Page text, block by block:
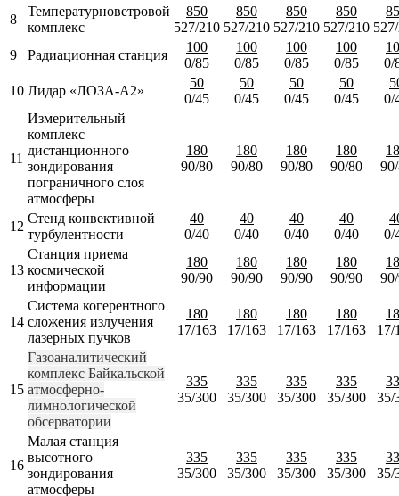
8
Температурноветровой
комплекс
850
527/210
850
527/210
850
527/210
850
527/210
9
Радиационная станция
100
0/85
100
0/85
100
0/85
100
0/85
0/
10 Лидар «ЛОЗА-А2»
50
0/45
50
0/45
50
0/45
50
0/45
0/
11
Измерительный
комплекс
дистанционного
зондирования
пограничного слоя
атмосферы
180
90/80
180
90/80
180
90/80
180
90/80
12
Стенд конвективной
турбулентности
40
0/40
40
0/40
40
0/40
40
0/40
0/
13
Станция приема
космической
информации
180
90/90
180
90/90
180
90/90
180
90/90
14
Система когерентного
сложения излучения
лазерных пучков
180
17/163
180
17/163
180
17/163
180
17/163
17/
15
Газоаналитический
комплекс Байкальской
атмосферно-
лимнологической
обсерватории
335
35/300
335
35/300
335
35/300
335
35/300
35/
16
Малая станция
высотного
зондирования
атмосферы
335
35/300
335
35/300
335
35/300
335
35/300
35/